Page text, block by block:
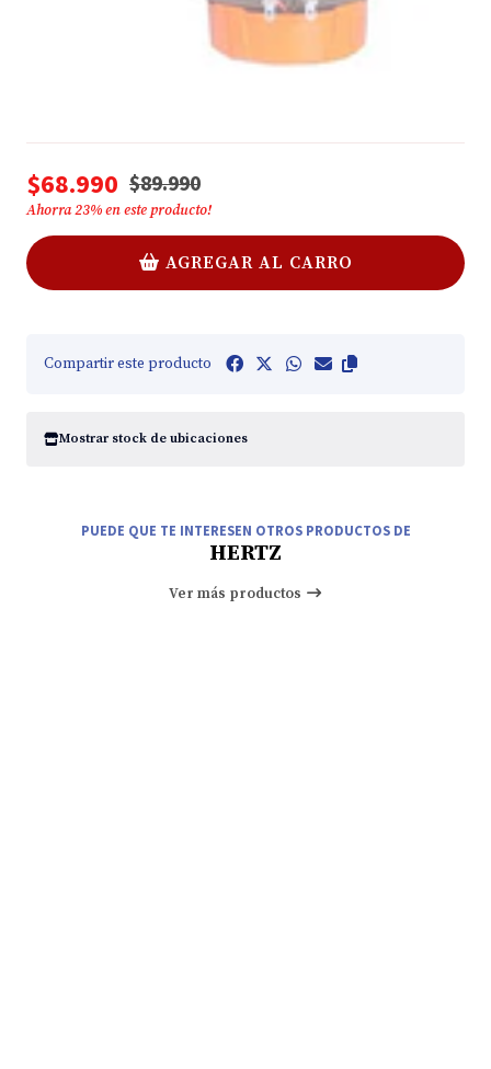
$68.990 $89.990
Ahorra23% en este producto!
AGREGAR AL CARRO
Compartir este producto
Mostrar stock de ubicaciones
PUEDE QUE TE INTERESEN OTROS PRODUCTOS DE
HERTZ
Ver más productos